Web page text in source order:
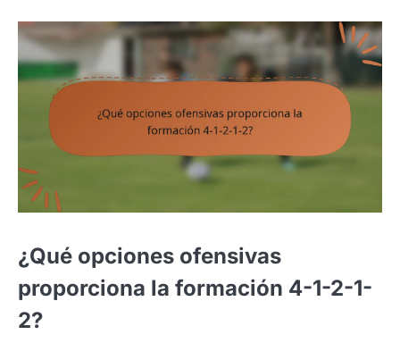
¿Qué opciones ofensivas
proporciona la formación 4-1-2-1-
2?